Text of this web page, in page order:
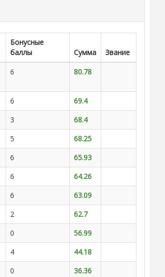
Бонусные
баллы
Сумма
Звание
6 80.78
6
69.4
3
68.4
5
68.25
6
65.93
6
64.26
6
63.09
2
62.7
0
56.99
4
44.18
0 36.36